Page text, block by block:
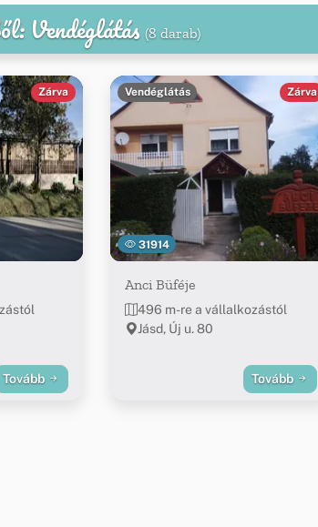
Vendéglátás (8 darab)
Zárva
Tovább
31914
Vendéglátás Zárva
Anci Büféje
496 m-re a vállalkozástól
Jásd, Új u. 80
Tovább